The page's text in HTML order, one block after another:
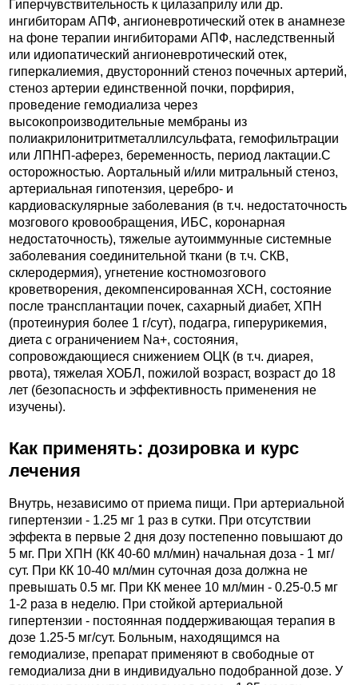
Гиперчувствительность к цилазаприлу или др.
ингибиторам АПФ, ангионевротический отек в анамнезе
на фоне терапии ингибиторами АПФ, наследственный
или идиопатический ангионевротический отек,
гиперкалиемия, двусторонний стеноз почечных артерий,
стеноз артерии единственной почки, порфирия,
проведение гемодиализа через
высокопроизводительные мембраны из
полиакрилонитритметаллилсульфата, гемофильтрации
или ЛПНП-аферез, беременность, период лактации.C
осторожностью. Аортальный и/или митральный стеноз,
артериальная гипотензия, церебро- и
кардиоваскулярные заболевания (в т.ч. недостаточность
мозгового кровообращения, ИБС, коронарная
недостаточность), тяжелые аутоиммунные системные
заболевания соединительной ткани (в т.ч. СКВ,
склеродермия), угнетение костномозгового
кроветворения, декомпенсированная ХСН, состояние
после трансплантации почек, сахарный диабет, ХПН
(протеинурия более 1 г/сут), подагра, гиперурикемия,
диета с ограничением Na+, состояния,
сопровождающиеся снижением ОЦК (в т.ч. диарея,
рвота), тяжелая ХОБЛ, пожилой возраст, возраст до 18
лет (безопасность и эффективность применения не
изучены).
Как применять: дозировка и курс
лечения
Внутрь, независимо от приема пищи. При артериальной
гипертензии - 1.25 мг 1 раз в сутки. При отсутствии
эффекта в первые 2 дня дозу постепенно повышают до
5 мг. При ХПН (КК 40-60 мл/мин) начальная доза - 1 мг/
сут. При КК 10-40 мл/мин суточная доза должна не
превышать 0.5 мг. При КК менее 10 мл/мин - 0.25-0.5 мг
1-2 раза в неделю. При стойкой артериальной
гипертензии - постоянная поддерживающая терапия в
дозе 1.25-5 мг/сут. Больным, находящимся на
гемодиализе, препарат применяют в свободные от
гемодиализа дни в индивидуально подобранной дозе. У